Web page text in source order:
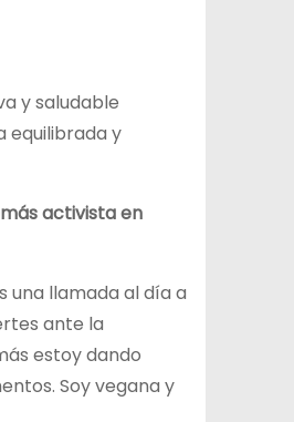
y saludable
equilibrada y
activista en
una llamada al día a
ante la
estoy dando
Soy vegana y